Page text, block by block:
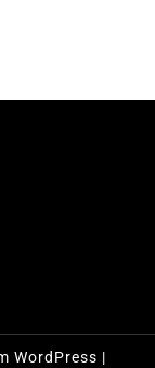
WordPress |